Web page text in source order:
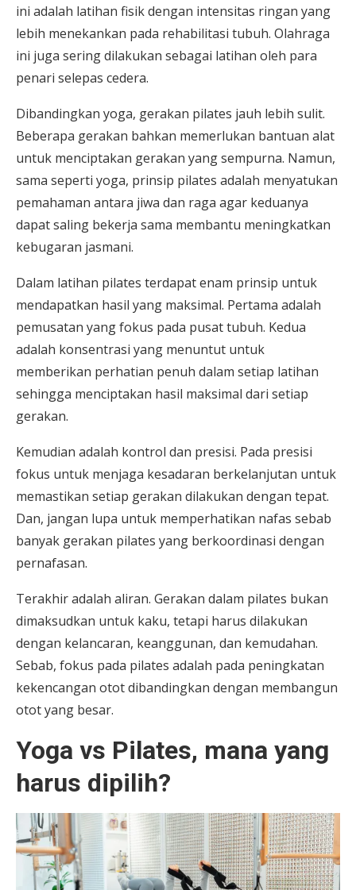
ini adalah latihan fisik dengan intensitas ringan yang
lebih menekankan pada rehabilitasi tubuh. Olahraga
ini juga sering dilakukan sebagai latihan oleh para
penari selepas cedera.
Dibandingkan yoga, gerakan pilates jauh lebih sulit.
Beberapa gerakan bahkan memerlukan bantuan alat
untuk menciptakan gerakan yang sempurna. Namun,
sama seperti yoga, prinsip pilates adalah menyatukan
pemahaman antara jiwa dan raga agar keduanya
dapat saling bekerja sama membantu meningkatkan
kebugaran jasmani.
Dalam latihan pilates terdapat enam prinsip untuk
mendapatkan hasil yang maksimal. Pertama adalah
pemusatan yang fokus pada pusat tubuh. Kedua
adalah konsentrasi yang menuntut untuk
memberikan perhatian penuh dalam setiap latihan
sehingga menciptakan hasil maksimal dari setiap
gerakan.
Kemudian adalah kontrol dan presisi. Pada presisi
fokus untuk menjaga kesadaran berkelanjutan untuk
memastikan setiap gerakan dilakukan dengan tepat.
Dan, jangan lupa untuk memperhatikan nafas sebab
banyak gerakan pilates yang berkoordinasi dengan
pernafasan.
Terakhir adalah aliran. Gerakan dalam pilates bukan
dimaksudkan untuk kaku, tetapi harus dilakukan
dengan kelancaran, keanggunan, dan kemudahan.
Sebab, fokus pada pilates adalah pada peningkatan
kekencangan otot dibandingkan dengan membangun
otot yang besar.
Yoga vs Pilates, mana yang
harus dipilih?